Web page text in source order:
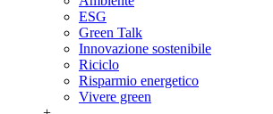
ESG
Green Talk
Innovazione sostenibile
Riciclo
Risparmio energetico
Vivere green